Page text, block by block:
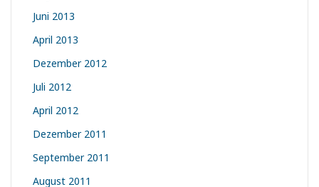
Juni 2013
April 2013
Dezember 2012
Juli 2012
April 2012
Dezember 2011
September 2011
August 2011